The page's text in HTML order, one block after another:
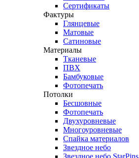
Сертификаты
Фактуры
Глянцевые
Матовые
Сатиновые
Материалы
Тканевые
ПВХ
Бамбуковые
Фотопечать
Потолки
Бесшовные
Фотопечать
Двухуровневые
Многоуровневые
Спайка материалов
Звездное небо